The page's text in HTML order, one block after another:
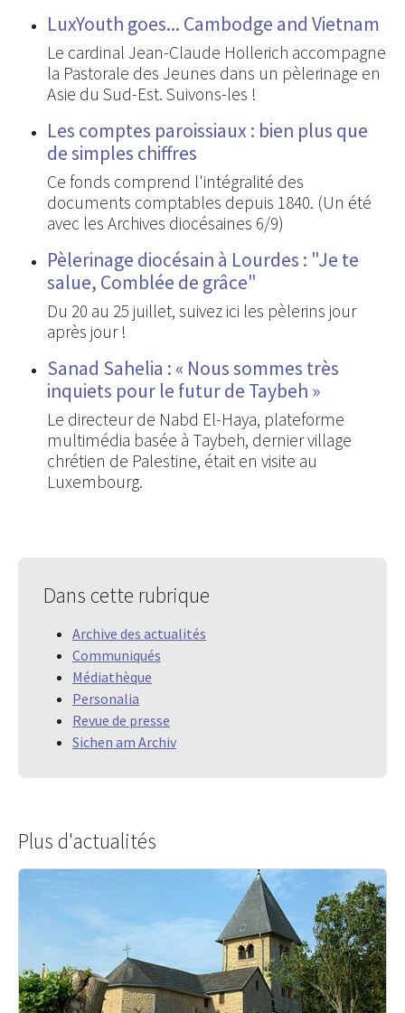
LuxYouth goes... Cambodge and Vietnam
Le cardinal Jean-Claude Hollerich accompagne
la Pastorale des Jeunes dans un pèlerinage en
Asie du Sud-Est. Suivons-les !
Les comptes paroissiaux : bien plus que
de simples chiffres
Ce fonds comprend l'intégralité des
documents comptables depuis 1840. (Un été
avec les Archives diocésaines 6/9)
Pèlerinage diocésain à Lourdes : "Je te
salue, Comblée de grâce"
Du 20 au 25 juillet, suivez ici les pèlerins jour
après jour !
Sanad Sahelia : « Nous sommes très
inquiets pour le futur de Taybeh »
Le directeur de Nabd El-Haya, plateforme
multimédia basée à Taybeh, dernier village
chrétien de Palestine, était en visite au
Luxembourg.
Dans cette rubrique
Archive des actualités
Communiqués
Médiathèque
Personalia
Revue de presse
Sichen am Archiv
Plus d'actualités